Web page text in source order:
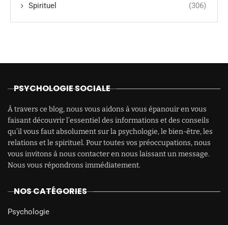
Spirituel (306)
PSYCHOLOGIE SOCIALE
À travers ce blog, nous vous aidons à vous épanouir en vous
faisant découvrir l’essentiel des informations et des conseils
qu’il vous faut absolument sur la psychologie, le bien-être, les
relations et le spirituel. Pour toutes vos préoccupations, nous
vous invitons à nous contacter en nous laissant un message.
Nous vous répondrons immédiatement.
NOS CATÉGORIES
Psychologie